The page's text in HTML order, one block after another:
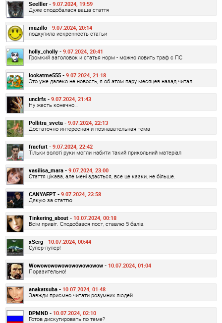
Seelller - 9.07.2024, 19:59
Дуже сподобалася ваша стаття
mazillo - 9.07.2024, 20:14
подкупила искренность статьи
holly_cholly - 9.07.2024, 20:41
Громкий заголовок и статья норм - можно ловить траф с ПС
lookatme555 - 9.07.2024, 21:18
Это уже далеко не новость, я об этом пару месяцев назад читал.
unclrfs - 9.07.2024, 21:43
Ну жесть конечно…
Pollitra_sveta - 9.07.2024, 22:13
Достаточно интересная и познавательная тема
fracfurt - 9.07.2024, 22:42
Тільки золоті руки могли набити такий прикольний матеріал
vasilisa_mara - 9.07.2024, 23:00
Стаття цікава, але мені здається, все це казки, не більше.
CANYAEPT - 9.07.2024, 23:58
Дякую за статтю
Tinkering_about - 10.07.2024, 00:18
Всім привіт. Сподобався пост, ставлю 5 балів.
xSerg - 10.07.2024, 00:44
Супер-пупер!
Wowowowowowowowowowow - 10.07.2024, 01:04
Поразительно!
anakatsuba - 10.07.2024, 01:48
Завжди приємно читати розумних людей
DPMND - 10.07.2024, 02:10
Готов дискутировать по теме?